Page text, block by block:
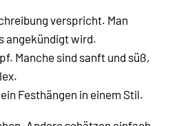
verspricht. Man
angekündigt wird.
Manche sind sanft und süß,
Festhängen in einem Stil.